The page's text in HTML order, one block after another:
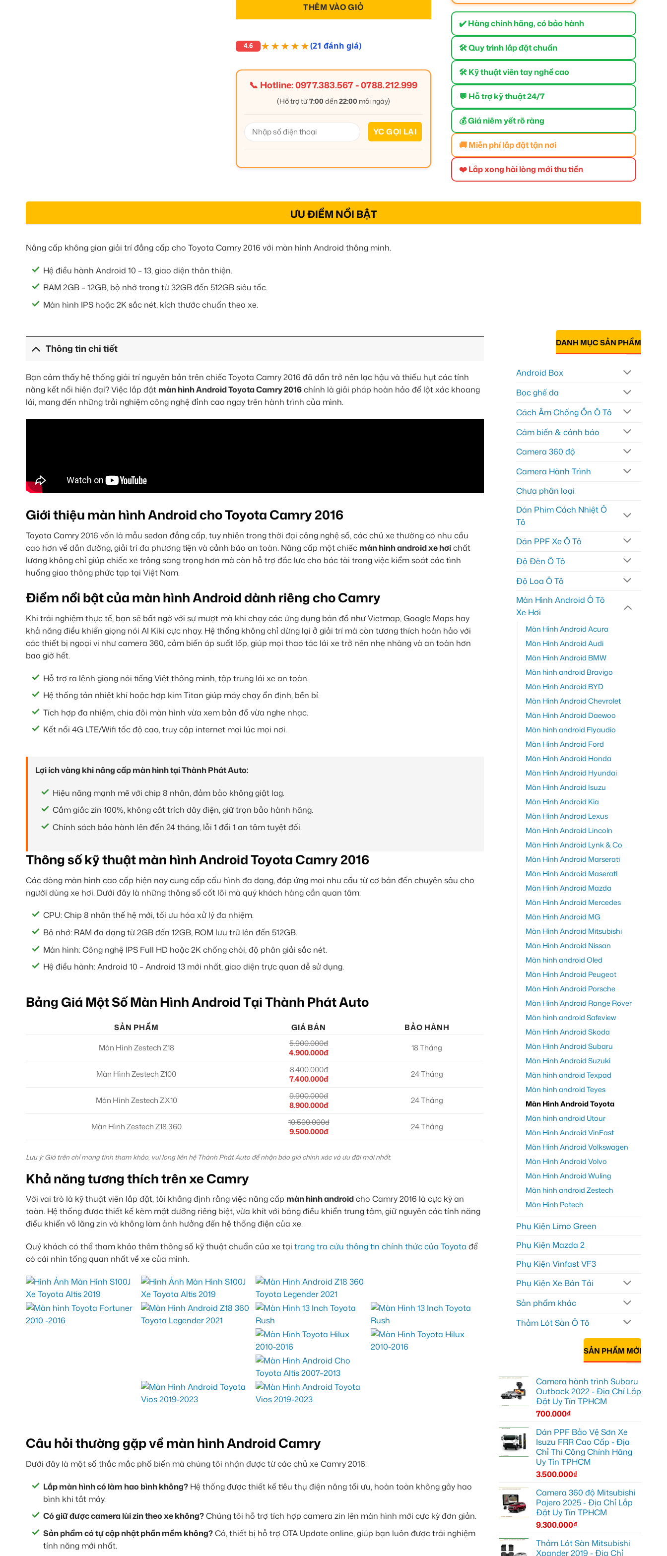
THÊM VÀO GIỎ
4.6 ★★★★★(21 đánh giá)
📞 Hotline:0977.383.567-0788.212.999
(Hỗ trợ từ7:00 đến22:00 mỗi ngày)
✔️ Hàng chính hãng, có bảo hành
🛠 Quy trình lắp đặt chuẩn
🛠 Kỹ thuật viên tay nghề cao
💬 Hỗ trợ kỹ thuật 24/7
💰 Giá niêm yết rõ ràng
🚚 Miễn phí lắp đặt tận nơi
❤️ Lắp xong hài lòng mới thu tiền
ƯU ĐIỂM NỔI BẬT
Nâng cấp không gian giải trí đẳng cấp cho Toyota Camry 2016 với màn hình Android thông minh.
Hệ điều hành Android 10 – 13, giao diện thân thiện.
RAM 2GB – 12GB, bộ nhớ trong từ 32GB đến 512GB siêu tốc.
Màn hình IPS hoặc 2K sắc nét, kích thước chuẩn theo xe.
Thông tin chi tiết
Bạn cảm thấy hệ thống giải trí nguyên bản trên chiếc Toyota Camry 2016 đã dần trở nên lạc hậu và thiếu hụt các tính
năng kết nối hiện đại? Việc lắp đặt màn hình Android Toyota Camry 2016chính là giải pháp hoàn hảo để lột xác khoang
lái, mang đến những trải nghiệm công nghệ đỉnh cao ngay trên hành trình của mình.
Giới thiệu màn hình Android cho Toyota Camry 2016
Toyota Camry 2016 vốn là mẫu sedan đẳng cấp, tuy nhiên trong thời đại công nghệ số, các chủ xe thường có nhu cầu
cao hơn về dẫn đường, giải trí đa phương tiện và cảnh báo an toàn. Nâng cấp một chiếc màn hình android xe hơichất
lượng không chỉ giúp chiếc xe trông sang trọng hơn mà còn hỗ trợ đắc lực cho bác tài trong việc kiểm soát các tình
huống giao thông phức tạp tại Việt Nam.
Điểm nổi bật của màn hình Android dành riêng cho Camry
Khi trải nghiệm thực tế, bạn sẽ bất ngờ với sự mượt mà khi chạy các ứng dụng bản đồ như Vietmap, Google Maps hay
khả năng điều khiển giọng nói AI Kiki cực nhạy. Hệ thống không chỉ dừng lại ở giải trí mà còn tương thích hoàn hảo với
các thiết bị ngoại vi như camera 360, cảm biến áp suất lốp, giúp mọi thao tác lái xe trở nên nhẹ nhàng và an toàn hơn
bao giờ hết.
Hỗ trợ ra lệnh giọng nói tiếng Việt thông minh, tập trung lái xe an toàn.
Hệ thống tản nhiệt khí hoặc hợp kim Titan giúp máy chạy ổn định, bền bỉ.
Tích hợp đa nhiệm, chia đôi màn hình vừa xem bản đồ vừa nghe nhạc.
Kết nối 4G LTE/Wifi tốc độ cao, truy cập internet mọi lúc mọi nơi.
Lợi ích vàng khi nâng cấp màn hình tại Thành Phát Auto:
Hiệu năng mạnh mẽ với chip 8 nhân, đảm bảo không giật lag.
Cắm giắc zin 100%, không cắt trích dây điện, giữ trọn bảo hành hãng.
Chính sách bảo hành lên đến 24 tháng, lỗi 1 đổi 1 an tâm tuyệt đối.
Thông số kỹ thuật màn hình Android Toyota Camry 2016
Các dòng màn hình cao cấp hiện nay cung cấp cấu hình đa dạng, đáp ứng mọi nhu cầu từ cơ bản đến chuyên sâu cho
người dùng xe hơi. Dưới đây là những thông số cốt lõi mà quý khách hàng cần quan tâm:
CPU: Chip 8 nhân thế hệ mới, tối ưu hóa xử lý đa nhiệm.
Bộ nhớ: RAM đa dạng từ 2GB đến 12GB, ROM lưu trữ lên đến 512GB.
Màn hình: Công nghệ IPS Full HD hoặc 2K chống chói, độ phân giải sắc nét.
Hệ điều hành: Android 10 – Android 13 mới nhất, giao diện trực quan dễ sử dụng.
Bảng Giá Một Số Màn Hình Android Tại Thành Phát Auto
SẢN PHẨM GIÁ BÁN
BẢO HÀNH
Màn Hình Zestech Z18
5.900.000đ
4.900.000đ
18 Tháng
Màn Hình Zestech Z100
8.400.000đ
7.400.000đ
24 Tháng
Màn Hình Zestech ZX10
9.900.000đ
8.900.000đ
24 Tháng
Màn Hình Zestech Z18 360
10.500.000đ
9.500.000đ
24 Tháng
Lưu ý: Giá trên chỉ mang tính tham khảo, vui lòng liên hệ Thành Phát Auto để nhận báo giá chính xác và ưu đãi mới nhất.
Khả năng tương thích trên xe Camry
Với vai trò là kỹ thuật viên lắp đặt, tôi khẳng định rằng việc nâng cấp màn hình androidcho Camry 2016 là cực kỳ an
toàn. Hệ thống được thiết kế kèm mặt dưỡng riêng biệt, vừa khít với bảng điều khiển trung tâm, giữ nguyên các tính năng
điều khiển vô lăng zin và không làm ảnh hưởng đến hệ thống điện của xe.
Quý khách có thể tham khảo thêm thông số kỹ thuật chuẩn của xe tại trang tra cứu thông tin chính thức của Toyota để
có cái nhìn tổng quan nhất về xe của mình.
Câu hỏi thường gặp về màn hình Android Camry
Dưới đây là một số thắc mắc phổ biến mà chúng tôi nhận được từ các chủ xe Camry 2016:
Lắp màn hình có làm hao bình không? Hệ thống được thiết kế tiêu thụ điện năng tối ưu, hoàn toàn không gây hao
bình khi tắt máy.
Có giữ được camera lùi zin theo xe không?Chúng tôi hỗ trợ tích hợp camera zin lên màn hình mới cực kỳ đơn giản.
Sản phẩm có tự cập nhật phần mềm không?Có, thiết bị hỗ trợ OTA Update online, giúp bạn luôn được trải nghiệm
tính năng mới nhất.
DANH MỤC SẢN PHẨM
Android Box
Bọc ghế da
Cách Âm Chống Ồn Ô Tô
Cảm biến & cảnh báo
Camera 360 độ
Camera Hành Trình
Chưa phân loại
Dán Phim Cách Nhiệt Ô
Tô
Dán PPF Xe Ô Tô
Độ Đèn Ô Tô
Độ Loa Ô Tô
Màn Hình Android Ô Tô
Xe Hơi
Màn Hình Android Acura
Màn Hình Android Audi
Màn Hình Android BMW
Màn hình android Bravigo
Màn Hình Android BYD
Màn Hình Android Chevrolet
Màn Hình Android Daewoo
Màn hình android Flyaudio
Màn Hình Android Ford
Màn Hình Android Honda
Màn Hình Android Hyundai
Màn Hình Android Isuzu
Màn Hình Android Kia
Màn Hình Android Lexus
Màn Hình Android Lincoln
Màn Hình Android Lynk & Co
Màn Hình Android Marserati
Màn Hình Android Maserati
Màn Hình Android Mazda
Màn Hình Android Mercedes
Màn Hình Android MG
Màn Hình Android Mitsubishi
Màn Hình Android Nissan
Màn hình android Oled
Màn Hình Android Peugeot
Màn Hình Android Porsche
Màn Hình Android Range Rover
Màn hình android Safeview
Màn Hình Android Skoda
Màn Hình Android Subaru
Màn Hình Android Suzuki
Màn hình android Texpad
Màn hình android Teyes
Màn Hình Android Toyota
Màn hình android Utour
Màn Hình Android VinFast
Màn Hình Android Volkswagen
Màn Hình Android Volvo
Màn Hình Android Wuling
Màn hình android Zestech
Màn Hình Potech
Phụ Kiện Limo Green
Phụ Kiện Mazda 2
Phụ Kiện Vinfast VF3
Phụ Kiện Xe Bán Tải
Sản phẩm khác
Thảm Lót Sàn Ô Tô
SẢN PHẨM MỚI
Camera hành trình Subaru
Outback 2022 - Địa Chỉ Lắp
Đặt Uy Tín TPHCM
700.000₫
Dán PPF Bảo Vệ Sơn Xe
Isuzu FRR Cao Cấp - Địa
Chỉ Thi Công Chính Hãng
Uy Tín TPHCM
3.500.000₫
Camera 360 độ Mitsubishi
Pajero 2025 - Địa Chỉ Lắp
Đặt Uy Tín TPHCM
9.300.000₫
Thảm Lót Sàn Mitsubishi
Xpander 2019 - Địa Chỉ